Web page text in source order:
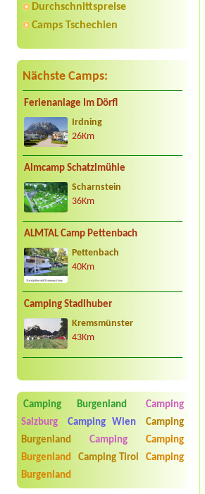
Durchschnittspreise
Camps Tschechien
Nächste Camps:
Ferienanlage Im Dörfl
Irdning
26Km
Almcamp Schatzlmühle
Scharnstein
36Km
ALMTAL Camp Pettenbach
Pettenbach
40Km
Camping Stadlhuber
Kremsmünster
43Km
Camping Burgenland
Camping
Salzburg
Camping Wien
Camping
Burgenland
Camping
Camping
Burgenland
Camping Tirol
Camping
Burgenland
Anfrage